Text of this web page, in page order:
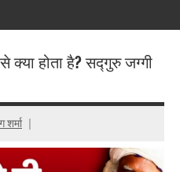
क्या होता है? सद्गुरु जग्गी
शर्मा